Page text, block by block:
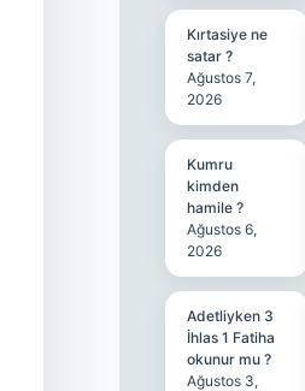
Kırtasiye ne
satar ?
Ağustos 7,
2026
Kumru
kimden
hamile ?
Ağustos 6,
2026
Adetliyken 3
İhlas 1 Fatiha
okunur mu ?
Ağustos 3,